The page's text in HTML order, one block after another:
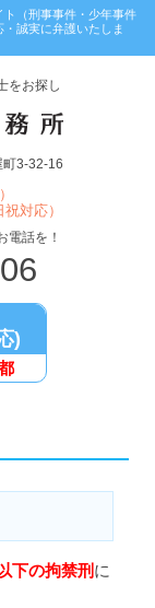
（刑事事件・少年事件
誠実に弁護いたしま
をお探し
3-32-16
対応）
電話を！
)
下の拘禁刑 に